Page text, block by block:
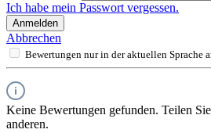
Ich habe mein Passwort vergessen.
Anmelden
Abbrechen
Bewertungen nur in der aktuellen Sprache
Keine Bewertungen gefunden. Teilen
anderen.